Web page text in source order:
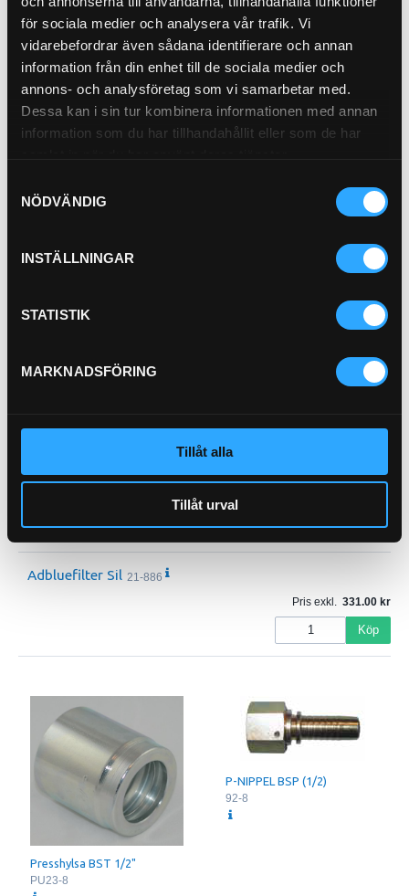
för sociala medier och analysera vår trafik. Vi
vidarebefordrar även sådana identifierare och annan
information från din enhet till de sociala medier och
annons- och analysföretag som vi samarbetar med.
Dessa kan i sin tur kombinera informationen med annan
information som du har tillhandahållit eller som de har
NÖDVÄNDIG
INSTÄLLNINGAR
STATISTIK
MARKNADSFÖRING
Tillåt alla
Tillåt urval
Adbluefilter
(95.4mm)
21-546
Outer Diameter 48.4 mm
Length 87.8 mm (3.76
Köp
Hyttfilter Racoon Miljö
Avluftsfilter 21-7061
Köp
Adbluefilter Sil 21-886
Pris exkl. 331.00
Köp
Presshylsa BST 1/2"
PU23-8
P-NIPPEL BSP (1/2)
92-8